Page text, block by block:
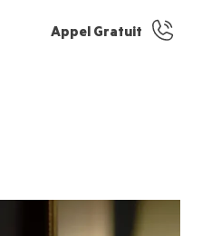
Appel Gratuit